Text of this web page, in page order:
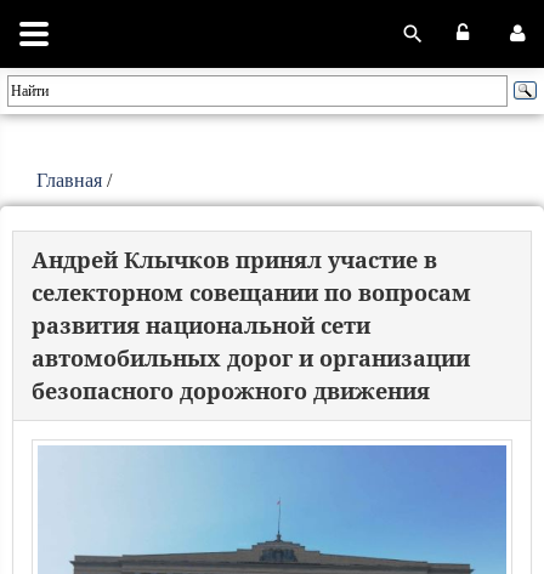
Главная /
Андрей Клычков принял участие в
селекторном совещании по вопросам
развития национальной сети
автомобильных дорог и организации
безопасного дорожного движения